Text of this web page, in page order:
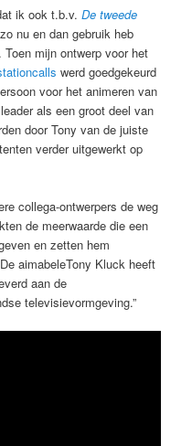
ik ook t.b.v.De tweede
nu en dan gebruik heb
mijn ontwerp voor het
werd goedgekeurd
voor het animeren van
als een groot deel van
door Tony van de juiste
verder uitgewerkt op
collega-ontwerpers de weg
de meerwaarde die een
en zetten hem
aimabeleTony Kluck heeft
aan de
televisievormgeving.”